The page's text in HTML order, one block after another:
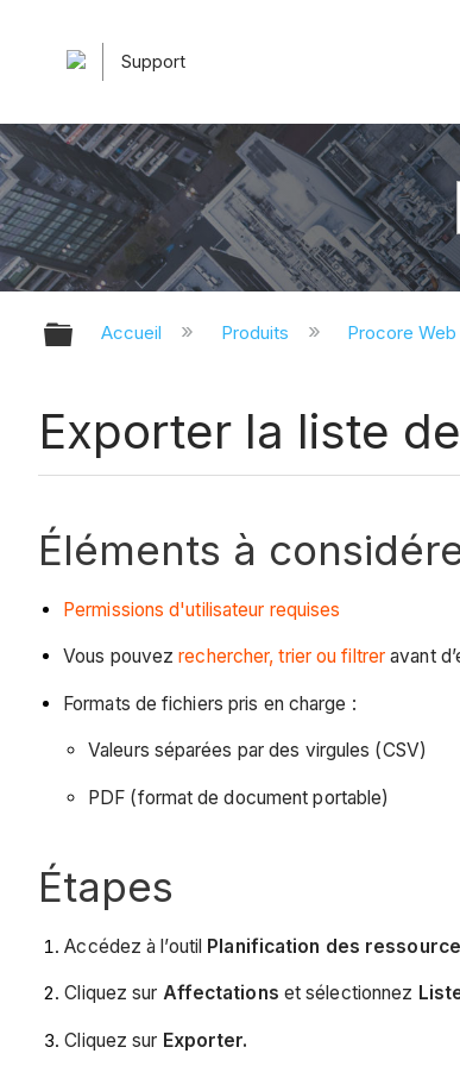
Support
Développer/réduire la
Accueil Produits Procore
Exporter la liste
Éléments à
Permissions d'utilisateur requises
Vous pouvezrechercher, trier ou filtrer avant
Formats de fichiers pris en charge :
Valeurs séparées par des virgules (CSV)
PDF (format de document portable)
Étapes
Accédez à l’outil Planification des
Cliquez sur Affectations et sélectionnez
Cliquez sur Exporter.